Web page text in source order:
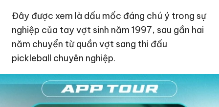
Đây được xem là dấu mốc đáng chú ý trong sự
nghiệp của tay vợt sinh năm 1997, sau gần hai
năm chuyển từ quần vợt sang thi đấu
pickleball chuyên nghiệp.